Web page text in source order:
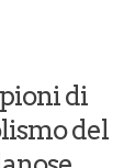
di
del